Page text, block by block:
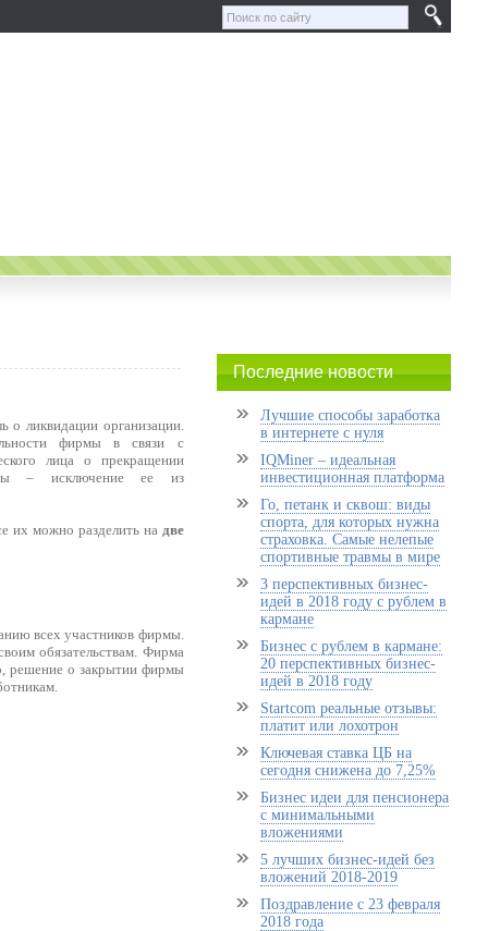
о ликвидации организации.
фирмы в связи с
лица о прекращении
– исключение ее из
их можно разделить на две
всех участников фирмы.
обязательствам. Фирма
решение о закрытии фирмы
Последние новости
Лучшие способы заработка
в интернете с нуля
IQMiner – идеальная
инвестиционная платформа
Го, петанк и сквош: виды
спорта, для которых нужна
страховка. Самые нелепые
спортивные травмы в мире
3 перспективных бизнес-
идей в 2018 году с рублем в
кармане
Бизнес с рублем в кармане:
20 перспективных бизнес-
идей в 2018 году
Startcom реальные отзывы:
платит или лохотрон
Ключевая ставка ЦБ на
сегодня снижена до 7,25%
Бизнес идеи для пенсионера
с минимальными
вложениями
5 лучших бизнес-идей без
вложений 2018-2019
Поздравление с 23 февраля
2018 года